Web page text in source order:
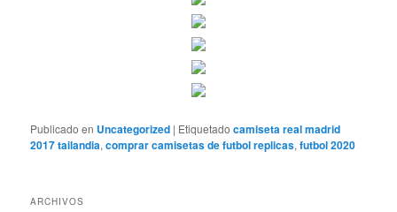
Publicado en Uncategorized | Etiquetado camiseta real madrid
2017 tailandia,comprar camisetas de futbol replicas,futbol 2020
ARCHIVOS